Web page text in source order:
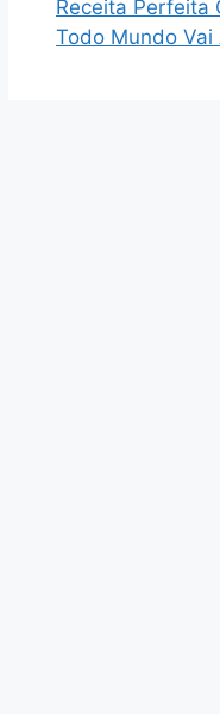
Receita Perfeita
Todo Mundo Vai